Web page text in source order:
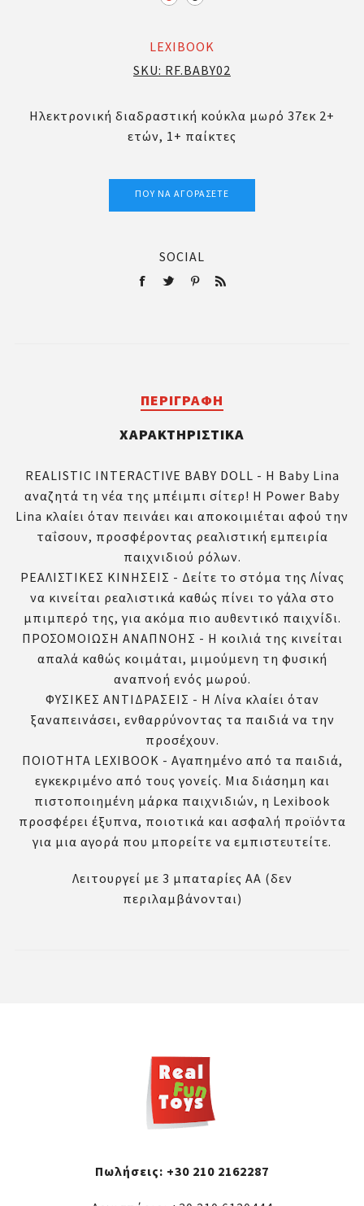
LEXIBOOK
SKU: RF.BABY02
Ηλεκτρονική διαδραστική κούκλα μωρό 37εκ 2+
ετών, 1+ παίκτες
ΠΟΎ ΝΑ ΑΓΟΡΆΣΕΤΕ
SOCIAL
ΠΕΡΙΓΡΑΦΉ
ΧΑΡΑΚΤΗΡΙΣΤΙΚΆ
REALISTIC INTERACTIVE BABY DOLL - Η Baby Lina
αναζητά τη νέα της μπέιμπι σίτερ! Η Power Baby
Lina κλαίει όταν πεινάει και αποκοιμιέται αφού την
ταΐσουν, προσφέροντας ρεαλιστική εμπειρία
παιχνιδιού ρόλων.
ΡΕΑΛΙΣΤΙΚΕΣ ΚΙΝΗΣΕΙΣ - Δείτε το στόμα της Λίνας
να κινείται ρεαλιστικά καθώς πίνει το γάλα στο
μπιμπερό της, για ακόμα πιο αυθεντικό παιχνίδι.
ΠΡΟΣΟΜΟΙΩΣΗ ΑΝΑΠΝΟΗΣ - Η κοιλιά της κινείται
απαλά καθώς κοιμάται, μιμούμενη τη φυσική
αναπνοή ενός μωρού.
ΦΥΣΙΚΕΣ ΑΝΤΙΔΡΑΣΕΙΣ - Η Λίνα κλαίει όταν
ξαναπεινάσει, ενθαρρύνοντας τα παιδιά να την
προσέχουν.
ΠΟΙΟΤΗΤΑ LEXIBOOK - Αγαπημένο από τα παιδιά,
εγκεκριμένο από τους γονείς. Μια διάσημη και
πιστοποιημένη μάρκα παιχνιδιών, η Lexibook
προσφέρει έξυπνα, ποιοτικά και ασφαλή προϊόντα
για μια αγορά που μπορείτε να εμπιστευτείτε.
Λειτουργεί με 3 μπαταρίες ΑΑ (δεν
περιλαμβάνονται)
Πωλήσεις: +30 210 2162287